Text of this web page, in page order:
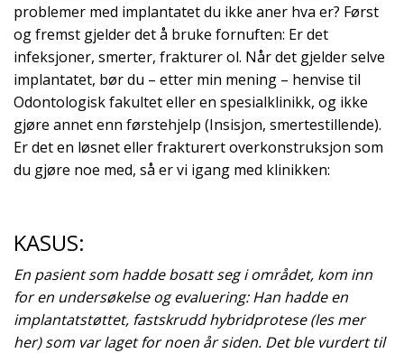
problemer med implantatet du ikke aner hva er? Først
og fremst gjelder det å bruke fornuften: Er det
infeksjoner, smerter, frakturer ol. Når det gjelder selve
implantatet, bør du – etter min mening – henvise til
Odontologisk fakultet eller en spesialklinikk, og ikke
gjøre annet enn førstehjelp (Insisjon, smertestillende).
Er det en løsnet eller frakturert overkonstruksjon som
du gjøre noe med, så er vi igang med klinikken:
KASUS:
En pasient som hadde bosatt seg i området, kom inn
for en undersøkelse og evaluering: Han hadde en
implantatstøttet, fastskrudd hybridprotese (les mer
her) som var laget for noen år siden. Det ble vurdert til